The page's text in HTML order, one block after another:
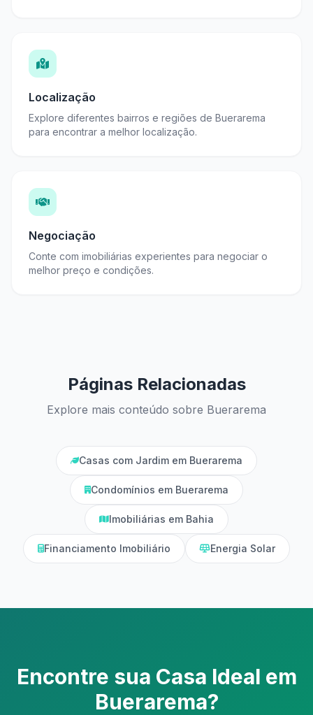
Localização
Explore diferentes bairros e regiões de Buerarema
para encontrar a melhor localização.
Negociação
Conte com imobiliárias experientes para negociar o
melhor preço e condições.
Páginas Relacionadas
Explore mais conteúdo sobre Buerarema
Casas com Jardim em Buerarema
Condomínios em Buerarema
Imobiliárias em Bahia
Financiamento Imobiliário Energia Solar
Encontre sua Casa Ideal em
Buerarema?